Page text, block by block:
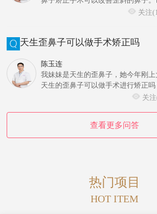
关注
天生歪鼻子可以做手术矫正吗
陈玉连
我妹妹是天生的歪鼻子，她今年刚
天生的歪鼻子可以做手术进行矫正吗
关
查看更多问答
热门项目
HOT ITEM